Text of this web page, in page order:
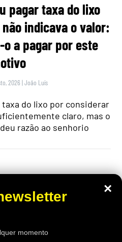
pagar taxa do lixo
indicava o valor:
a pagar por este
2026 |João Luís
do lixo por considerar
claro, mas o
razão ao senhorio
analisa impacto da
×
momento